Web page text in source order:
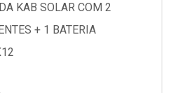
KAB SOLAR COM 2
+ 1 BATERIA